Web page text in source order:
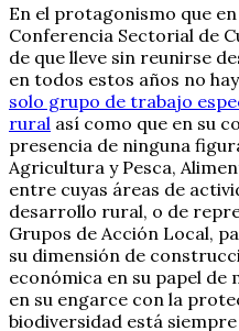
En el protagonismo que
Conferencia Sectorial de
de que lleve sin reunirse
en todos estos años no
solo grupo de trabajo
rural así como que en su
presencia de ninguna
Agricultura y Pesca,
entre cuyas áreas de
desarrollo rural, o de
Grupos de Acción Local,
su dimensión de
económica en su papel
en su engarce con la
biodiversidad está